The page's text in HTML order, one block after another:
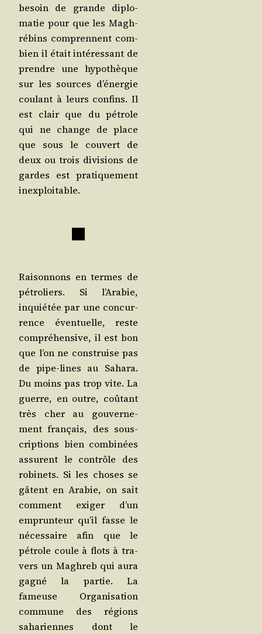
besoin de grande diplo­
ma­tie pour que les Magh­
ré­bins com­prennent com­
bien il était inté­res­sant de
prendre une hypo­thèque
sur les sources d’énergie
cou­lant à leurs confins. Il
est clair que du pétrole
qui ne change de place
que sous le cou­vert de
deux ou trois divi­sions de
gardes est pra­ti­que­ment
inexploitable.
■
Rai­son­nons en termes de
pétro­liers. Si l’Arabie,
inquié­tée par une concur­
rence éven­tuelle, reste
com­pré­hen­sive, il est bon
que l’on ne construise pas
de pipe-lines au Saha­ra.
Du moins pas trop vite. La
guerre, en outre, coû­tant
très cher au gou­ver­ne­
ment fran­çais, des sous­
crip­tions bien com­bi­nées
assurent le contrôle des
robi­nets. Si les choses se
gâtent en Ara­bie, on sait
com­ment exi­ger d’un
emprun­teur qu’il fasse le
néces­saire afin que le
pétrole coule à flots à tra­
vers un Magh­reb qui aura
gagné la par­tie. La
fameuse Orga­ni­sa­tion
com­mune des régions
saha­riennes dont le